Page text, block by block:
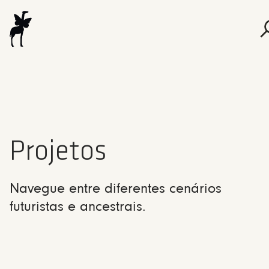
Projetos
Navegue entre diferentes cenários
futuristas e ancestrais.